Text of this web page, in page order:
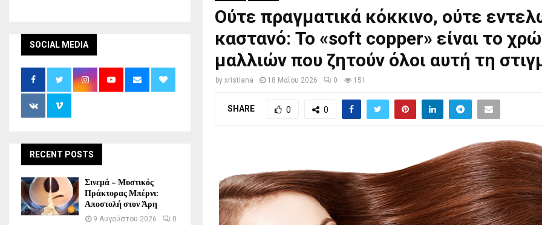
Ούτε πραγματικά κόκκινο, ούτε
καστανό: Το «soft copper» είναι το
μαλλιών που ζητούν όλοι αυτή τη
by xristiana 18 Μαΐου 2026 0 151
SHARE 0 0
SOCIAL MEDIA
RECENT POSTS
Σινεμά – Μυστικός
Πράκτορας Μπέρνι:
Αποστολή στον Άρη
9 Αυγούστου 2026 0